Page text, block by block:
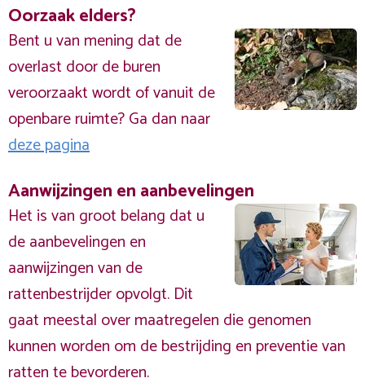
Oorzaak elders?
Bent u van mening dat de
overlast door de buren
veroorzaakt wordt of vanuit de
openbare ruimte? Ga dan naar
deze pagina
Aanwijzingen en aanbevelingen
Het is van groot belang dat u
de aanbevelingen en
aanwijzingen van de
rattenbestrijder opvolgt. Dit
gaat meestal over maatregelen die genomen
kunnen worden om de bestrijding en preventie van
ratten te bevorderen.